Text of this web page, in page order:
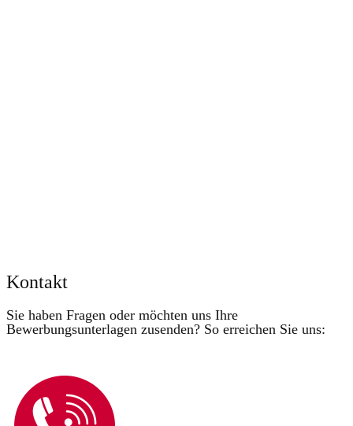
Kontakt
Sie haben Fragen oder möchten uns Ihre
Bewerbungsunterlagen zusenden? So erreichen Sie uns: